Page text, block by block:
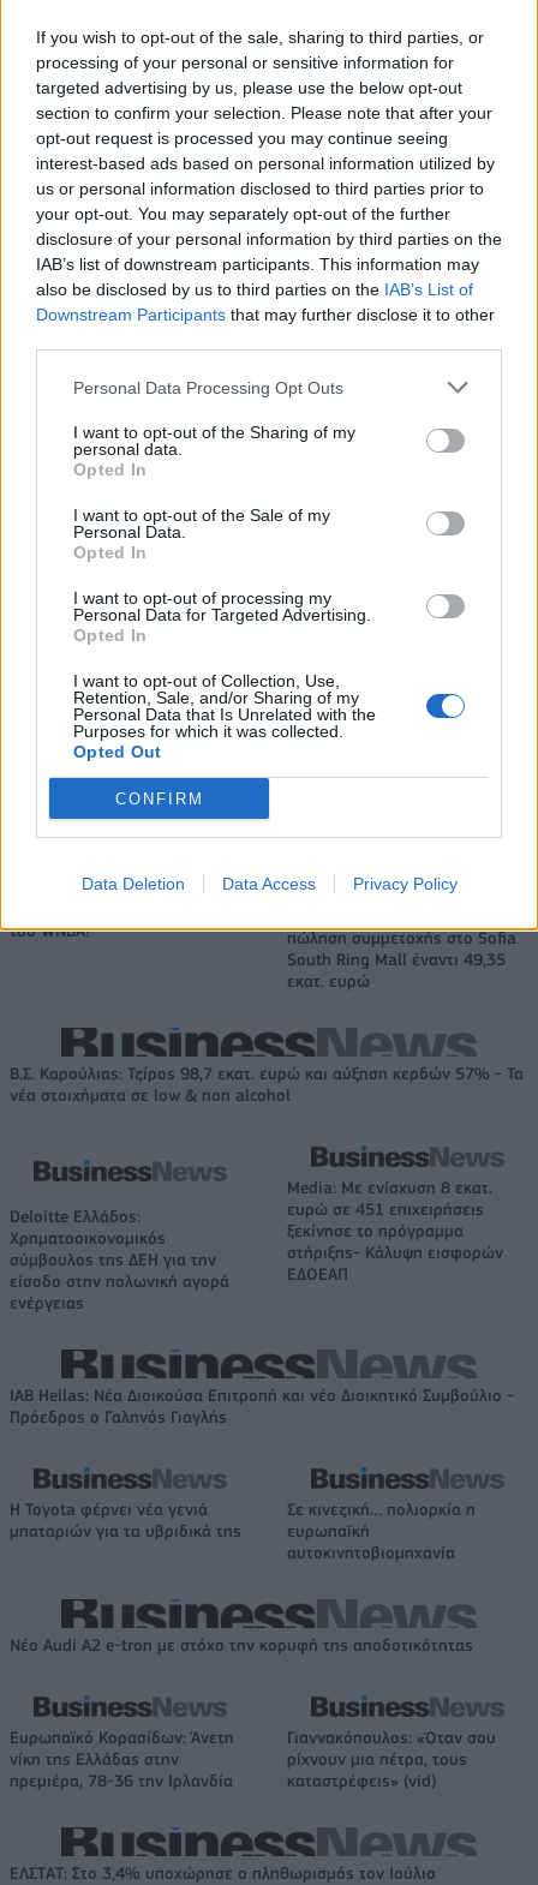
If you wish to opt-out of the sale, sharing to third parties, or
processing of your personal or sensitive information for
targeted advertising by us, please use the below opt-out
section to confirm your selection. Please note that after your
opt-out request is processed you may continue seeing
interest-based ads based on personal information utilized by
us or personal information disclosed to third parties prior to
your opt-out. You may separately opt-out of the further
disclosure of your personal information by third parties on the
IAB’s list of downstream participants. This information may
also be disclosed by us to third parties on the IAB’s List of
Downstream Participants that may further disclose it to other
Personal Data Processing Opt Outs
I want to opt-out of the Sharing of my
personal data.
Opted In
I want to opt-out of the Sale of my
Personal Data.
Opted In
I want to opt-out of processing my
Personal Data for Targeted Advertising.
Opted In
I want to opt-out of Collection, Use,
Retention, Sale, and/or Sharing of my
Personal Data that Is Unrelated with the
Purposes for which it was collected.
Opted Out
CONFIRM
Data Deletion Data Access Privacy Policy
Jovana Jovic , Διευθύνουσα Σύμβουλος της Volvo Car
Hellas, και ο κ. Αλέξανδρος Κωστήρογλου,Διευθυντής
Marketing και Επικοινωνίας της εταιρείας.
VOLVO
ΗΛΕΚΤΡΟΚΙΝΗΣΗ
VOLVO CAR HELLAS
Έχασαν μέσα από τα χέρια τους την πρόκριση στους «4» οι
Νεάνιδες, ήττα 66-74 από τη Λιθουανία στην παράταση
Ο Ένες Καντέρ θέλει να
του WNBA!
πώληση συμμετοχής στο Sofia
South Ring Mall έναντι 49,35
εκατ. ευρώ
Β.Σ. Καρούλιας: Τζίρος 98,7 εκατ. ευρώ και αύξηση κερδών 57% - Τα
νέα στοιχήματα σε low & non alcohol
Deloitte Ελλάδος:
Χρηματοοικονομικός
σύμβουλος της ΔΕΗ για την
είσοδο στην πολωνική αγορά
ενέργειας
Media: Με ενίσχυση 8 εκατ.
ευρώ σε 451 επιχειρήσεις
ξεκίνησε το πρόγραμμα
στήριξης- Κάλυψη εισφορών
ΕΔΟΕΑΠ
IAB Hellas: Νέα Διοικούσα Επιτροπή και νέο Διοικητικό Συμβούλιο -
Πρόεδρος ο Γαληνός Γιαγλής
Η Toyota φέρνει νέα γενιά
μπαταριών για τα υβριδικά της
Σε κινεζική… πολιορκία η
ευρωπαϊκή
αυτοκινητοβιομηχανία
Νέο Audi A2 e-tron με στόχο την κορυφή της αποδοτικότητας
Ευρωπαϊκό Κορασίδων: Άνετη
νίκη της Ελλάδας στην
πρεμιέρα, 78-36 την Ιρλανδία
Γιαννακόπουλος: «Όταν σου
ρίχνουν μια πέτρα, τους
καταστρέφεις» (vid)
ΕΛΣΤΑΤ: Στο 3,4% υποχώρησε ο πληθωρισμός τον Ιούλιο